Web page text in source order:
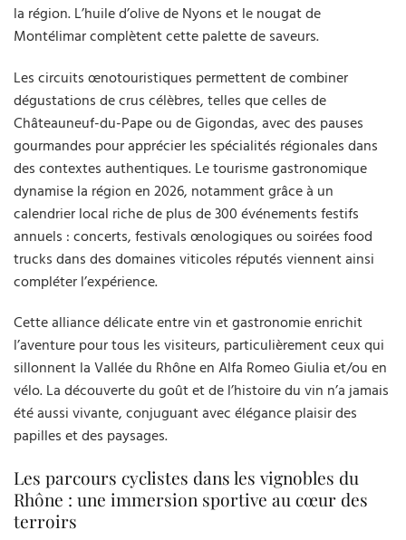
la région. L’huile d’olive de Nyons et le nougat de
Montélimar complètent cette palette de saveurs.
Les circuits œnotouristiques permettent de combiner
dégustations de crus célèbres, telles que celles de
Châteauneuf-du-Pape ou de Gigondas, avec des pauses
gourmandes pour apprécier les spécialités régionales dans
des contextes authentiques. Le tourisme gastronomique
dynamise la région en 2026, notamment grâce à un
calendrier local riche de plus de 300 événements festifs
annuels : concerts, festivals œnologiques ou soirées food
trucks dans des domaines viticoles réputés viennent ainsi
compléter l’expérience.
Cette alliance délicate entre vin et gastronomie enrichit
l’aventure pour tous les visiteurs, particulièrement ceux qui
sillonnent la Vallée du Rhône en Alfa Romeo Giulia et/ou en
vélo. La découverte du goût et de l’histoire du vin n’a jamais
été aussi vivante, conjuguant avec élégance plaisir des
papilles et des paysages.
Les parcours cyclistes dans les vignobles du
Rhône : une immersion sportive au cœur des
terroirs